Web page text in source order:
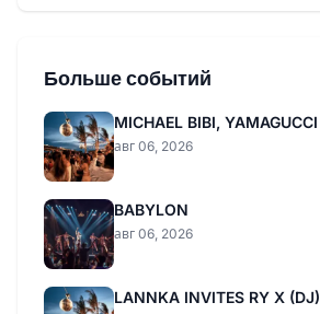
Больше событий
MICHAEL BIBI, YAMAGUCCI
авг 06, 2026
BABYLON
авг 06, 2026
LANNKA INVITES RY X (DJ)